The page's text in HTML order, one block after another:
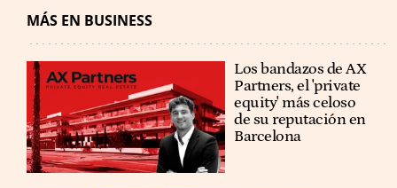
MÁS EN BUSINESS
Los bandazos de AX
Partners, el 'private
equity' más celoso
de su reputación en
Barcelona